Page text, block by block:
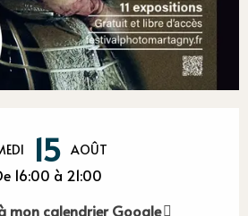
15 AOÛT
16:00 à 21:00
mon calendrier Google